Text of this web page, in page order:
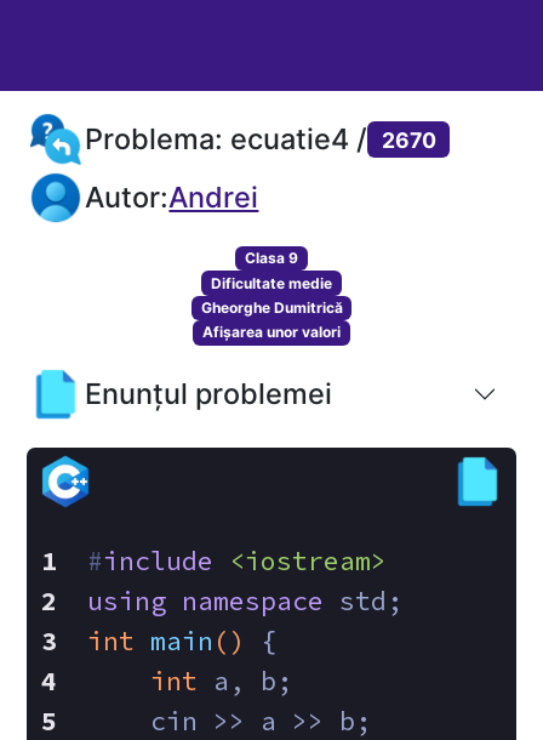
Problema: ecuatie4 / 2670
Autor:Andrei
Clasa 9
Dificultate medie
Gheorghe Dumitrică
Afișarea unor valori
Enunțul problemei
#include
<iostream>
using namespace std;
int main ()
{
int a, b;
    cin >> a >> b;